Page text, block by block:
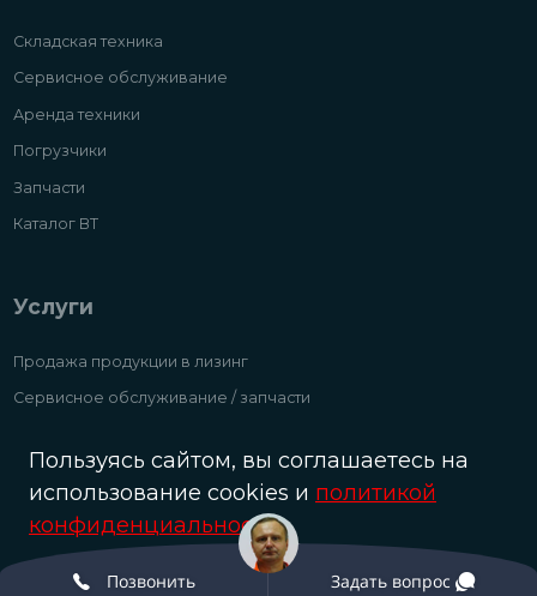
Складская техника
Сервисное обслуживание
Аренда техники
Погрузчики
Запчасти
Каталог ВТ
Услуги
Продажа продукции в лизинг
Сервисное обслуживание / запчасти
Выкупаем б/у складтехнику и погрузчики дорого
Пользуясь сайтом, вы соглашаетесь на
использование cookies и политикой
конфиденциальности.
Oк
Позвонить Задать вопрос